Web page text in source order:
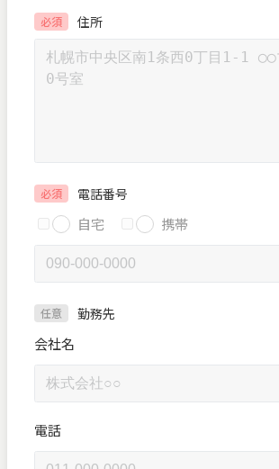
必須 住所
必須 電話番号
自宅 携帯
任意 勤務先
会社名
電話